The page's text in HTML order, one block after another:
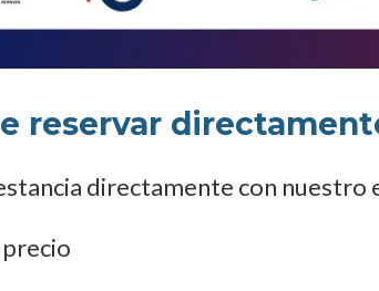
reservar
directamente con